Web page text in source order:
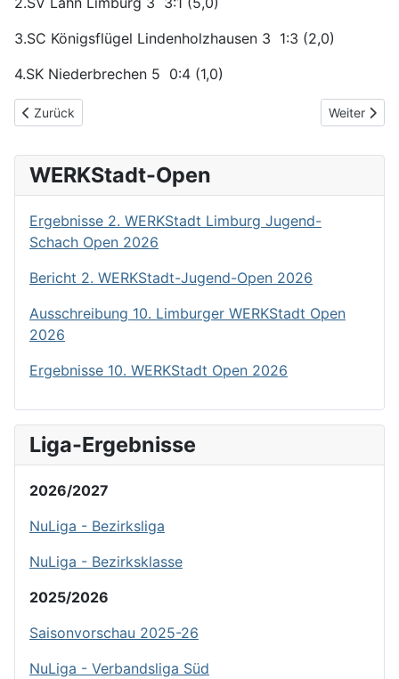
3.SC Königsflügel Lindenholzhausen 3 1:3 (2,0)
4.SK Niederbrechen 5 0:4 (1,0)
Vorheriger Beitrag: Bericht Marburger Schachtage
Zurück Nächster
Weiter
WERKStadt-Open
Ergebnisse 2. WERKStadt Limburg Jugend-
Schach Open 2026
Bericht 2. WERKStadt-Jugend-Open 2026
Ausschreibung 10. Limburger WERKStadt Open
2026
Ergebnisse 10. WERKStadt Open 2026
Liga-Ergebnisse
2026/2027
NuLiga - Bezirksliga
NuLiga - Bezirksklasse
2025/2026
Saisonvorschau 2025-26
NuLiga - Verbandsliga Süd